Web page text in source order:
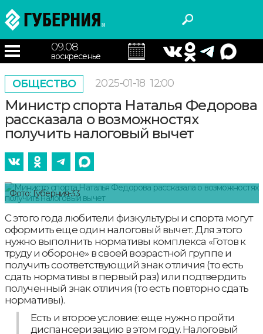
09.08
воскресенье
ОБЩЕСТВО 2025-01-18 12:00
Министр спорта Наталья Федорова
рассказала о возможностях
получить налоговый вычет
Фото: Губерния-33
С этого года любители физкультуры и спорта могут
оформить еще один налоговый вычет. Для этого
нужно выполнить нормативы комплекса «Готов к
труду и обороне» в своей возрастной группе и
получить соответствующий знак отличия (то есть
сдать нормативы в первый раз) или подтвердить
полученный знак отличия (то есть повторно сдать
нормативы).
Есть и второе условие: еще нужно пройти
диспансеризацию в этом году. Налоговый